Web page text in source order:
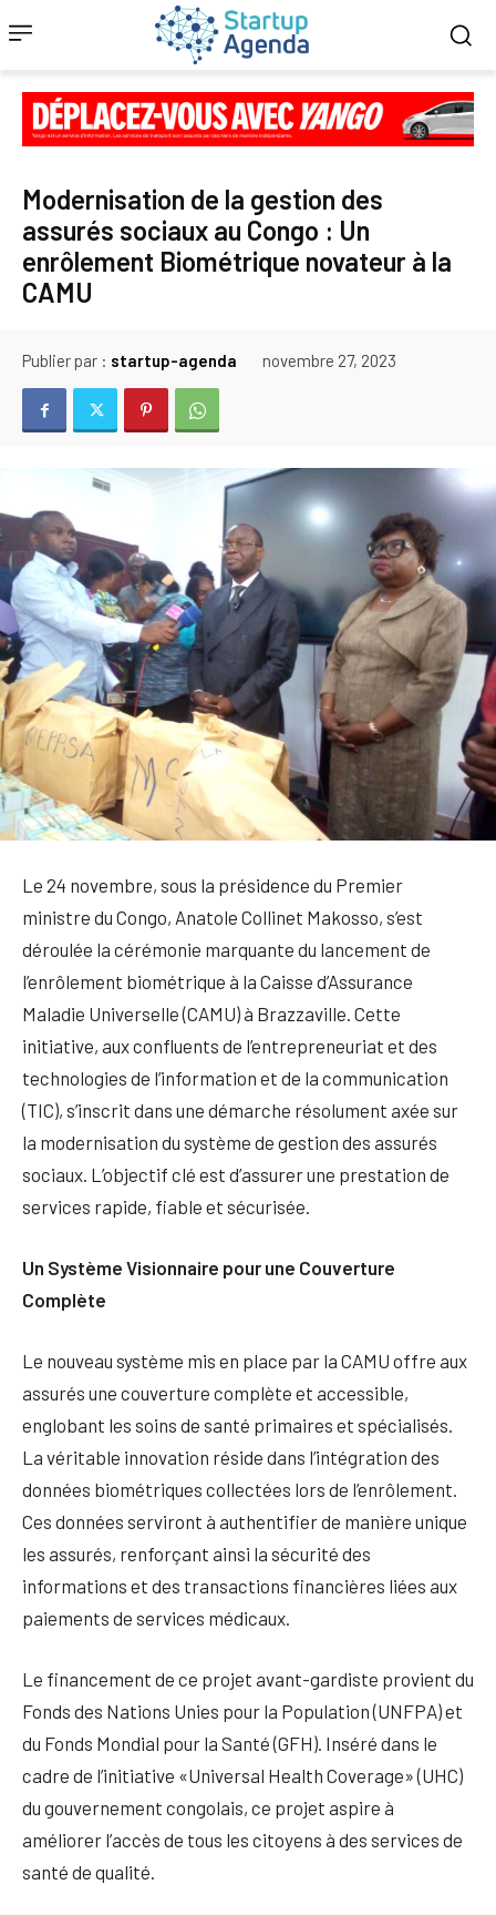
Modernisation de la gestion des
assurés sociaux au Congo : Un
enrôlement Biométrique novateur à la
CAMU
Publier par : startup-agenda novembre 27, 2023
Le 24 novembre, sous la présidence du Premier
ministre du Congo, Anatole Collinet Makosso, s’est
déroulée la cérémonie marquante du lancement de
l’enrôlement biométrique à la Caisse d’Assurance
Maladie Universelle (CAMU) à Brazzaville. Cette
initiative, aux confluents de l’entrepreneuriat et des
technologies de l’information et de la communication
(TIC), s’inscrit dans une démarche résolument axée sur
la modernisation du système de gestion des assurés
sociaux. L’objectif clé est d’assurer une prestation de
services rapide, fiable et sécurisée.
Un Système Visionnaire pour une Couverture
Complète
Le nouveau système mis en place par la CAMU offre aux
assurés une couverture complète et accessible,
englobant les soins de santé primaires et spécialisés.
La véritable innovation réside dans l’intégration des
données biométriques collectées lors de l’enrôlement.
Ces données serviront à authentifier de manière unique
les assurés, renforçant ainsi la sécurité des
informations et des transactions financières liées aux
paiements de services médicaux.
Le financement de ce projet avant-gardiste provient du
Fonds des Nations Unies pour la Population (UNFPA) et
du Fonds Mondial pour la Santé (GFH). Inséré dans le
cadre de l’initiative «Universal Health Coverage» (UHC)
du gouvernement congolais, ce projet aspire à
améliorer l’accès de tous les citoyens à des services de
santé de qualité.